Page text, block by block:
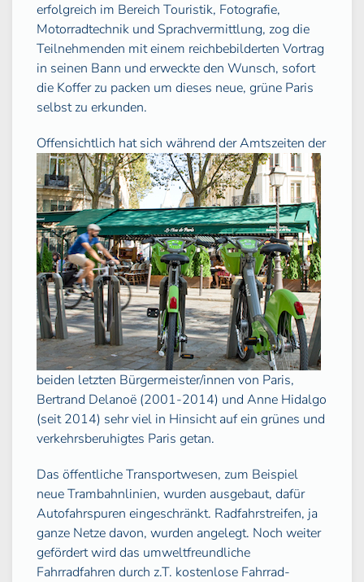
erfolgreich im Bereich Touristik, Fotografie,
Motorradtechnik und Sprachvermittlung, zog die
Teilnehmenden mit einem reichbebilderten Vortrag
in seinen Bann und erweckte den Wunsch, sofort
die Koffer zu packen um dieses neue, grüne Paris
selbst zu erkunden.
Offensichtlich hat sich während der Amtszeiten der
beiden letzten Bürgermeister/innen von Paris,
Bertrand Delanoë (2001-2014) und Anne Hidalgo
(seit 2014) sehr viel in Hinsicht auf ein grünes und
verkehrsberuhigtes Paris getan.
Das öffentliche Transportwesen, zum Beispiel
neue Trambahnlinien, wurden ausgebaut, dafür
Autofahrspuren eingeschränkt. Radfahrstreifen, ja
ganze Netze davon, wurden angelegt. Noch weiter
gefördert wird das umweltfreundliche
Fahrradfahren durch z.T. kostenlose Fahrrad-